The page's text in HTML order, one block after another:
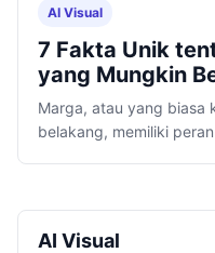
AI Visual
7 Fakta Unik
yang Mungkin
Marga, atau yang biasa
belakang, memiliki
AI Visual